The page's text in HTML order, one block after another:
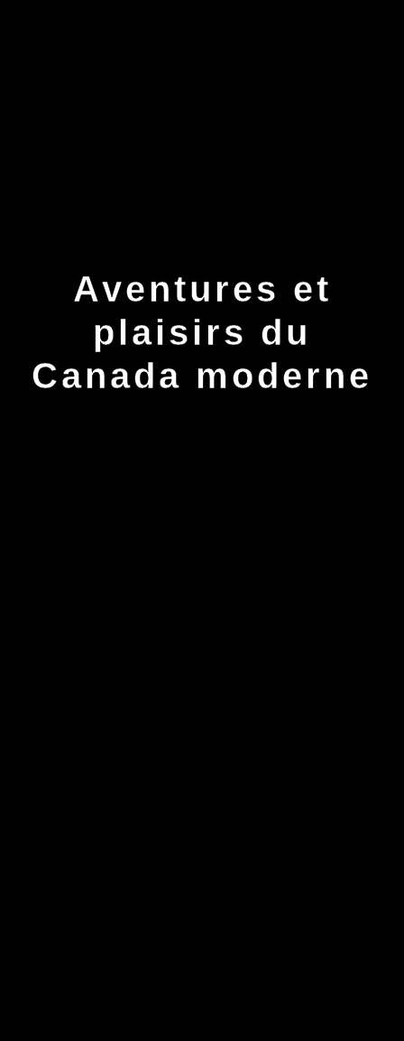
Aventures et
plaisirs du
Canada moderne